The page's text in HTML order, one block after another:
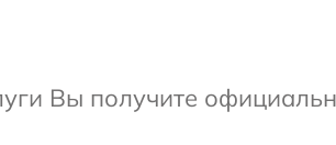
Вы получите